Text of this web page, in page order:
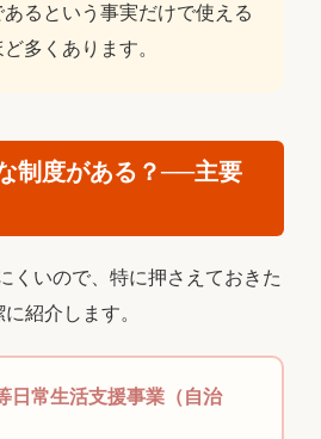
るという事実だけで使える
多くあります。
制度がある？──主要
くいので、特に押さえておきた
紹介します。
日常生活支援事業（自治